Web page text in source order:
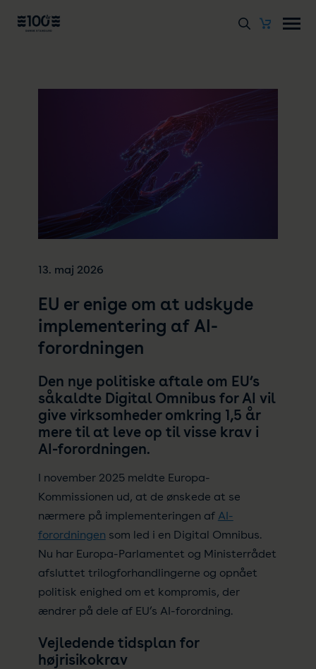
13. maj 2026
EU er enige om at udskyde
implementering af AI-
forordningen
Den nye politiske aftale om EU’s
såkaldte Digital Omnibus for AI vil
give virksomheder omkring 1,5 år
mere til at leve op til visse krav i
AI-forordningen.
I november 2025 meldte Europa-
Kommissionen ud, at de ønskede at se
nærmere på implementeringen af AI-
forordningen som led i en Digital Omnibus.
Nu har Europa-Parlamentet og Ministerrådet
afsluttet trilogforhandlingerne og opnået
politisk enighed om et kompromis, der
ændrer på dele af EU’s AI-forordning.
Vejledende tidsplan for
højrisikokrav